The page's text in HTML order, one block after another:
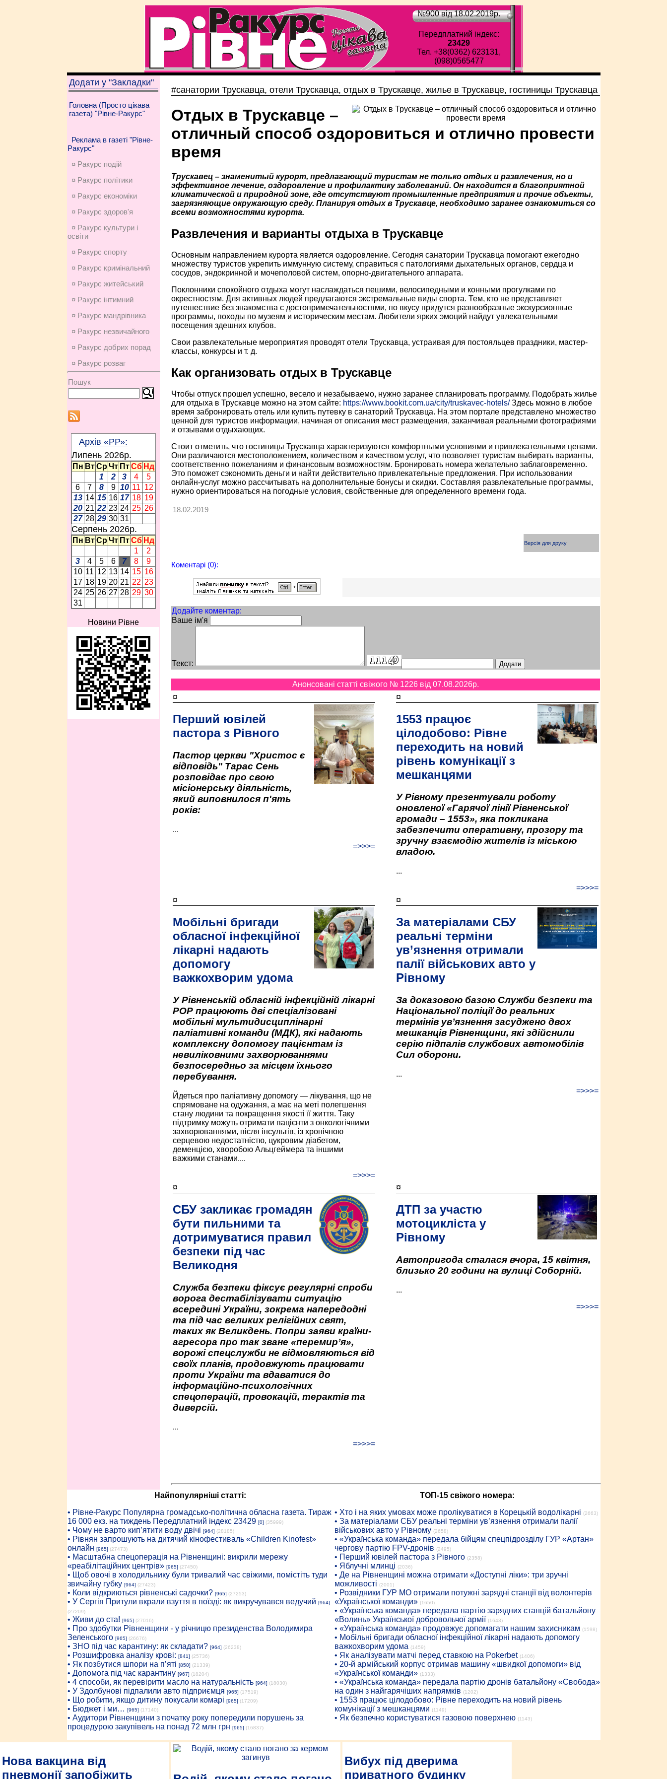
№900 від 18.02.2019p.
Передплатний індекс:
23429
Тел. +38(0362) 623131,
(098)0565477
Додати у "Закладки"
Головна (Просто цікава
газета) "Рівне-Ракурс"
Реклама в газеті "Рівне-
Ракурс"
¤ Ракурс подій
¤ Ракурс політики
¤ Ракурс економiки
¤ Ракурс здоров'я
¤ Ракурс культури і
освіти
¤ Ракурс спорту
¤ Ракурс кримінальний
¤ Ракурс житейський
¤ Ракурс інтимний
¤ Ракурс мандрівника
¤ Ракурс незвичайного
¤ Ракурс добрих порад
¤ Ракурс розваг
Пошук
Архів «РР»:
Липень 2026p.
Пн Вт Ср Чт Пт Сб Нд
1
2 3 4
5
6
7 8 9 10 11 12
13 14 15 16 17 18 19
20 21 22 23 24 25 26
27 28 29 30 31
Серпень 2026p.
Пн Вт Ср Чт Пт Сб Нд
1
2
3
4 5 6 7 8
9
10 11 12 13 14 15 16
17 18 19 20 21 22 23
24 25 26 27 28 29 30
31
Новини Рівне
#санатории Трускавца, отели Трускавца, отдых в Трускавце, жилье в Трускавце, гостиницы Трускавца
Отдых в Трускавце –
отличный способ оздоровиться и отлично провести
время
Трускавец – знаменитый курорт, предлагающий туристам не только отдых и развлечения, но и
эффективное лечение, оздоровление и профилактику заболеваний. Он находится в благоприятной
климатической и природной зоне, где отсутствуют промышленные предприятия и прочие объекты,
загрязняющие окружающую среду. Планируя отдых в Трускавце, необходимо заранее ознакомиться со
всеми возможностями курорта.
Развлечения и варианты отдыха в Трускавце
Основным направлением курорта является оздоровление. Сегодня санатории Трускавца помогают ежегодно
множеству туристов укрепить иммунную систему, справиться с патологиями дыхательных органов, сердца и
сосудов, эндокринной и мочеполовой систем, опорно-двигательного аппарата.
Поклонники спокойного отдыха могут наслаждаться пешими, велосипедными и конными прогулками по
окрестностям. Для активных людей предлагаются экстремальные виды спорта. Тем, кто не представляет
путешествие без знакомства с достопримечательностями, по вкусу придутся разнообразные экскурсионные
программы, походы по музеям и историческим местам. Любители ярких эмоций найдут увлекательными
посещения здешних клубов.
Свои развлекательные мероприятия проводят отели Трускавца, устраивая для постояльцев праздники, мастер-
классы, конкурсы и т. д.
Как организовать отдых в Трускавце
Чтобы отпуск прошел успешно, весело и незабываемо, нужно заранее спланировать программу. Подобрать жилье
для отдыха в Трускавце можно на этом сайте: https://www.bookit.com.ua/city/truskavec-hotels/Здесь можно в любое
время забронировать отель или купить путевку в санаторий Трускавца. На этом портале представлено множество
ценной для туристов информации, начиная от описания мест размещения, заканчивая реальными фотографиями
и отзывами отдыхающих.
Стоит отметить, что гостиницы Трускавца характеризуются комфортными условиями и привлекательными ценами.
Они различаются местоположением, количеством и качеством услуг, что позволяет туристам выбирать варианты,
соответственно пожеланиям и финансовым возможностям. Бронировать номера желательно заблаговременно.
Это поможет сэкономить деньги и найти действительно привлекательные предложения. При использовании
онлайн-услуг можно рассчитывать на дополнительные бонусы и скидки. Составляя развлекательные программы,
нужно ориентироваться на погодные условия, свойственные для определенного времени года.
18.02.2019
Версія для друку
Коментарі (0):
Додайте коментар:
Ваше ім'я
Текст:
Анонсовані статті свіжого № 1226 від 07.08.2026p.
¤
Перший ювілей
пастора з Рівного
Пастор церкви "Христос є
відповідь" Тарас Сень
розповідає про свою
місіонерську діяльність,
який виповнилося п'ять
років:
...
=>>>=
¤
1553 працює
цілодобово: Рівне
переходить на новий
рівень комунікації з
мешканцями
У Рівному презентували роботу
оновленої «Гарячої лінії Рівненської
громади – 1553», яка покликана
забезпечити оперативну, прозору та
зручну взаємодію жителів із міською
владою.
...
=>>>=
¤
Мобільні бригади
обласної інфекційної
лікарні надають
допомогу
важкохворим удома
У Рівненській обласній інфекційній лікарні
РОР працюють дві спеціалізовані
мобільні мультидисциплінарні
паліативні команди (МДК), які надають
комплексну допомогу пацієнтам із
невиліковними захворюваннями
безпосередньо за місцем їхнього
перебування.
Йдеться про паліативну допомогу — лікування, що не
спрямоване на одужання, а має на меті полегшення
стану людини та покращення якості її життя. Таку
підтримку можуть отримати пацієнти з онкологічними
захворюваннями, після інсультів, із хронічною
серцевою недостатністю, цукровим діабетом,
деменцією, хворобою Альцгеймера та іншими
важкими станами....
=>>>=
¤
За матеріалами СБУ
реальні терміни
ув’язнення отримали
палії військових авто у
Рівному
За доказовою базою Служби безпеки та
Національної поліції до реальних
термінів ув’язнення засуджено двох
мешканців Рівненщини, які здійснили
серію підпалів службових автомобілів
Сил оборони.
...
=>>>=
¤
СБУ закликає громадян
бути пильними та
дотримуватися правил
безпеки під час
Великодня
Служба безпеки фіксує регулярні спроби
ворога дестабілізувати ситуацію
всередині України, зокрема напередодні
та під час великих релігійних свят,
таких як Великдень. Попри заяви країни-
агресора про так зване «перемир’я»,
ворожі спецслужби не відмовляються від
своїх планів, продовжують працювати
проти України та вдаватися до
інформаційно-психологічних
спецоперацій, провокацій, терактів та
диверсій.
...
=>>>=
¤
ДТП за участю
мотоцикліста у
Рівному
Автопригода сталася вчора, 15 квітня,
близько 20 години на вулиці Соборній.
...
=>>>=
Найпопулярніші статті:
• Рiвне-Ракурс Популярна громадсько-політична обласна газета. Тираж
16 000 екз. на тиждень Передплатний індекс 23429 [0] (35999)
• Чому не варто кип’ятити воду двічі [964] (28185)
• Рівнян запрошують на дитячий кінофестиваль «Children Kinofest»
онлайн [965] (27473)
• Масштабна спецоперація на Рівненщині: викрили мережу
«реабілітаційних центрів» [965] (27450)
• Щоб овочі в холодильнику були тривалий час свіжими, помістіть туди
звичайну губку [964] (27423)
• Коли відкриються рівненські садочки? [965] (27253)
• У Сергія Притули вкрали взуття в поїзді: як викручувався ведучий [964]
(27209)
• Живи до ста! [965] (27016)
• Про здобутки Рівненщини - у річницю президенства Володимира
Зеленського [965] (26676)
• ЗНО під час карантину: як складати? [964] (26238)
• Розшифровка аналізу крові: [841] (25736)
• Як позбутися шпори на п’яті [850] (21339)
• Допомога під час карантину [967] (18204)
• 4 способи, як перевірити масло на натуральність [964] (18030)
• У Здолбунові підпалили авто підприємця [965] (17519)
• Що робити, якщо дитину покусали комарі [965] (17209)
• Бюджет і ми… [965] (17140)
• Аудитори Рівненщини з початку року попередили порушень за
процедурою закупівель на понад 72 млн грн [965] (16837)
ТОП-15 свіжого номера:
• Хто і на яких умовах може пролікуватися в Корецькій водолікарні (2663)
• За матеріалами СБУ реальні терміни ув’язнення отримали палії
військових авто у Рівному (2658)
• «Українська команда» передала бійцям спецпідрозділу ГУР «Артан»
чергову партію FPV-дронів (2495)
• Перший ювілей пастора з Рівного (2358)
• Яблучні млинці (2036)
• Де на Рівненщині можна отримати «Доступні ліки»: три зручні
можливості (2001)
• Розвідники ГУР МО отримали потужні зарядні станції від волонтерів
«Української команди» (1650)
• «Українська команда» передала партію зарядних станцій батальйону
«Волинь» Української добровольчої армії (1643)
• «Українська команда» продовжує допомагати нашим захисникам (1598)
• Мобільні бригади обласної інфекційної лікарні надають допомогу
важкохворим удома (1459)
• Як аналізувати матчі перед ставкою на Pokerbet (1406)
• 20-й армійський корпус отримав машину «швидкої допомоги» від
«Української команди» (1333)
• «Українська команда» передала партію дронів батальйону «Свобода»
на один з найгарячіших напрямків (1202)
• 1553 працює цілодобово: Рівне переходить на новий рівень
комунікації з мешканцями (1149)
• Як безпечно користуватися газовою поверхнею (1143)
Нова вакцина від
пневмонії запобіжить
Вибух під дверима
приватного будинку